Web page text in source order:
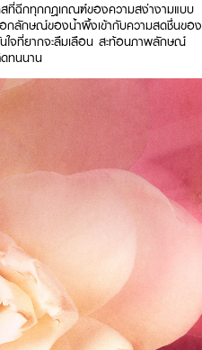
ที่ฉีกทุกกฎเกณฑ์ของความสง่างามแบบ
กลักษณ์ของน้ำผึ้งเข้ากับความสดชื่นของ
ใจที่ยากจะลืมเลือน สะท้อนภาพลักษณ์
ทนนาน